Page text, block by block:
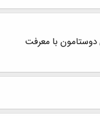
با معرفت